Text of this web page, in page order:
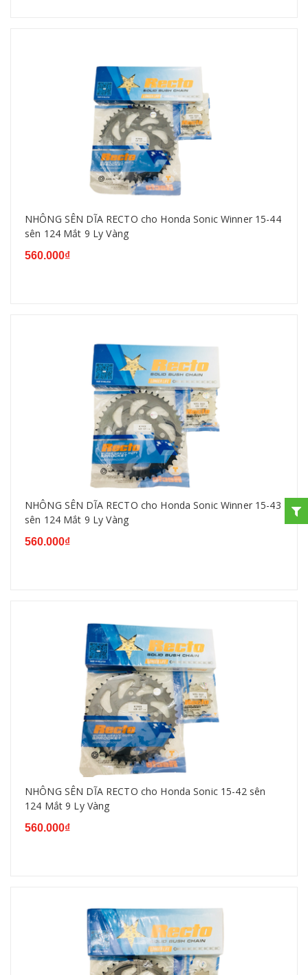
NHÔNG SÊN DĨA RECTO cho Honda Sonic Winner 15-44
sên 124 Mắt 9 Ly Vàng
560.000₫
NHÔNG SÊN DĨA RECTO cho Honda Sonic Winner 15-43
sên 124 Mắt 9 Ly Vàng
560.000₫
NHÔNG SÊN DĨA RECTO cho Honda Sonic 15-42 sên
124 Mắt 9 Ly Vàng
560.000₫